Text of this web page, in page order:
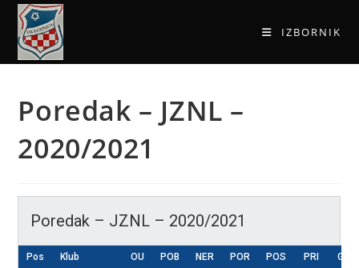
IZBORNIK
Poredak – JZNL –
2020/2021
Poredak – JZNL – 2020/2021
Pos Klub OU POB NER POR POS PRI GR